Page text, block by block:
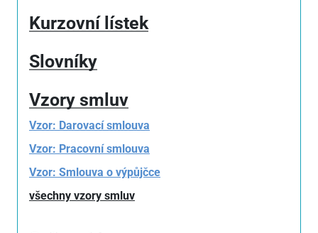
Kurzovní lístek
Slovníky
Vzory smluv
Vzor: Darovací smlouva
Vzor: Pracovní smlouva
Vzor: Smlouva o výpůjčce
všechny vzory smluv